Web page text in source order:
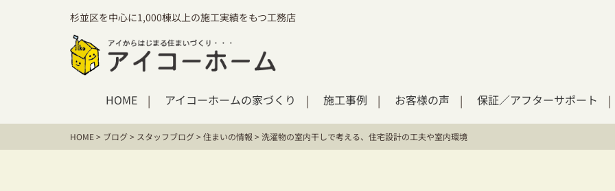
杉並区を中心に1,000棟以上の施工実績をもつ工務店
HOME アイコーホームの家づくり 施工事例 お客様の声 保証／アフターサポート
HOME> ブログ> スタッフブログ>住まいの情報 >洗濯物の室内干しで考える、住宅設計の工夫や室内環境